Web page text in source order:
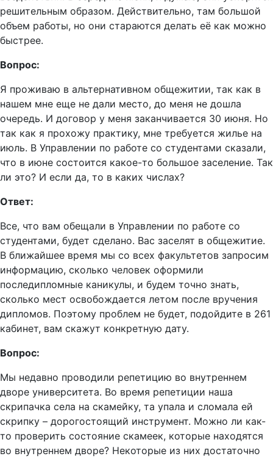
решительным образом. Действительно, там большой
объем работы, но они стараются делать её как можно
быстрее.
Вопрос:
Я проживаю в альтернативном общежитии, так как в
нашем мне еще не дали место, до меня не дошла
очередь. И договор у меня заканчивается 30 июня. Но
так как я прохожу практику, мне требуется жилье на
июль. В Управлении по работе со студентами сказали,
что в июне состоится какое-то большое заселение. Так
ли это? И если да, то в каких числах?
Ответ:
Все, что вам обещали в Управлении по работе со
студентами, будет сделано. Вас заселят в общежитие.
В ближайшее время мы со всех факультетов запросим
информацию, сколько человек оформили
последипломные каникулы, и будем точно знать,
сколько мест освобождается летом после вручения
дипломов. Поэтому проблем не будет, подойдите в 261
кабинет, вам скажут конкретную дату.
Вопрос:
Мы недавно проводили репетицию во внутреннем
дворе университета. Во время репетиции наша
скрипачка села на скамейку, та упала и сломала ей
скрипку – дорогостоящий инструмент. Можно ли как-
то проверить состояние скамеек, которые находятся
во внутреннем дворе? Некоторые из них достаточно